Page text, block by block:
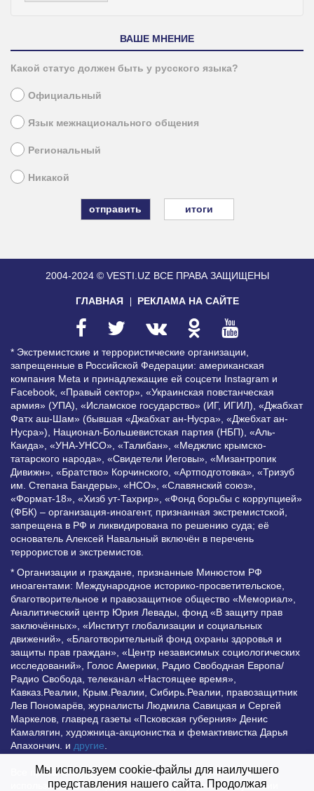
ВАШЕ МНЕНИЕ
Какой статус должен быть у русского языка?
Официальный
Язык межнационального общения
Региональный
Никакой
итоги
2004-2024 © VESTI.UZ ВСЕ ПРАВА ЗАЩИЩЕНЫ
ГЛАВНАЯ РЕКЛАМА НА САЙТЕ
* Экстремистские и террористические организации,
запрещенные в Российской Федерации: американская
компания Meta и принадлежащие ей соцсети Instagram и
Facebook, «Правый сектор», «Украинская повстанческая
армия» (УПА), «Исламское государство» (ИГ, ИГИЛ), «Джабхат
Фатх аш-Шам» (бывшая «Джабхат ан-Нусра», «Джебхат ан-
Нусра»), Национал-Большевистская партия (НБП), «Аль-
Каида», «УНА-УНСО», «Талибан», «Меджлис крымско-
татарского народа», «Свидетели Иеговы», «Мизантропик
Дивижн», «Братство» Корчинского, «Артподготовка», «Тризуб
им. Степана Бандеры», «НСО», «Славянский союз»,
«Формат-18», «Хизб ут-Тахрир», «Фонд борьбы с коррупцией»
(ФБК) – организация-иноагент, признанная экстремистской,
запрещена в РФ и ликвидирована по решению суда; её
основатель Алексей Навальный включён в перечень
террористов и экстремистов.
* Организации и граждане, признанные Минюстом РФ
иноагентами: Международное историко-просветительское,
благотворительное и правозащитное общество «Мемориал»,
Аналитический центр Юрия Левады, фонд «В защиту прав
заключённых», «Институт глобализации и социальных
движений», «Благотворительный фонд охраны здоровья и
защиты прав граждан», «Центр независимых социологических
исследований», Голос Америки, Радио Свободная Европа/
Радио Свобода, телеканал «Настоящее время»,
Кавказ.Реалии, Крым.Реалии, Сибирь.Реалии, правозащитник
Лев Пономарёв, журналисты Людмила Савицкая и Сергей
Маркелов, главред газеты «Псковская губерния» Денис
Камалягин, художница-акционистка и фемактивистка Дарья
Апахончич. и другие.
Все права защищены и охраняются законом. Любое
использование материалов сайта допустимо при условии
Мы используем cookie-файлы для наилучшего
представления нашего сайта. Продолжая